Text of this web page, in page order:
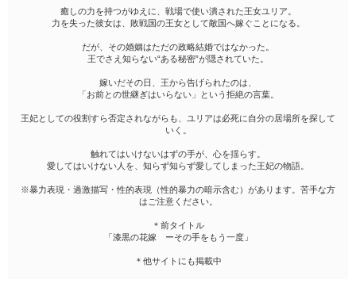
癒しの力を持つがゆえに、戦場で使い潰された王女ユリア。
力を失った彼女は、敗戦国の王女として敵国へ嫁ぐことになる。
だが、その婚姻はただの政略結婚ではなかった。
王でさえ知らない“ある秘密”が隠されていた。
嫁いだその日、王から告げられたのは、
「お前との世継ぎはいらない」という拒絶の言葉。
王妃としての役割すら否定されながらも、ユリアは必死に自分の居場所を探して
いく。
触れてはいけないはずの手が、心を揺らす。
愛してはいけない人を、知らず知らず愛してしまった王妃の物語。
※暴力表現・過激描写・性的表現（性的暴力の暗示含む）があります。苦手な方
はご注意ください。
＊前タイトル
「漆黒の花嫁 ーその手をもう一度」
＊他サイトにも掲載中